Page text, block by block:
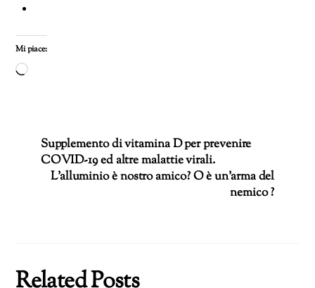
Mi piace:
Caricamento
Supplemento di vitamina D per prevenire
COVID-19 ed altre malattie virali.
L’alluminio è nostro amico? O è un’arma del
nemico ?